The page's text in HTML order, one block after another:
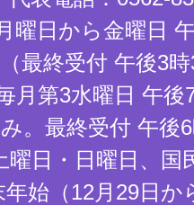
曜日から金曜日
（最終受付 午後3
月第3水曜日 午後
み。最終受付 午
曜日・日曜日、国
年始（12月29日か